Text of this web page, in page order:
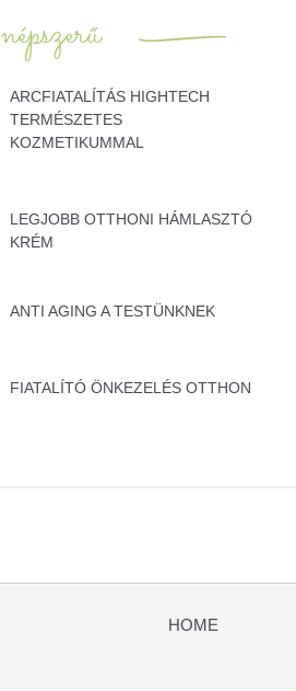
népszerű
ARCFIATALÍTÁS HIGHTECH
TERMÉSZETES
KOZMETIKUMMAL
LEGJOBB OTTHONI HÁMLASZTÓ
KRÉM
ANTI AGING A TESTÜNKNEK
FIATALÍTÓ ÖNKEZELÉS OTTHON
HOME